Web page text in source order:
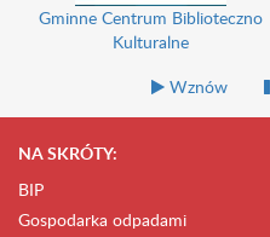
Gminne Centrum Biblioteczno
Kulturalne
Wznów
NA SKRÓTY:
BIP
Gospodarka odpadami